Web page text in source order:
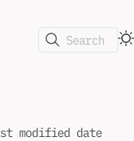
Search
modified date